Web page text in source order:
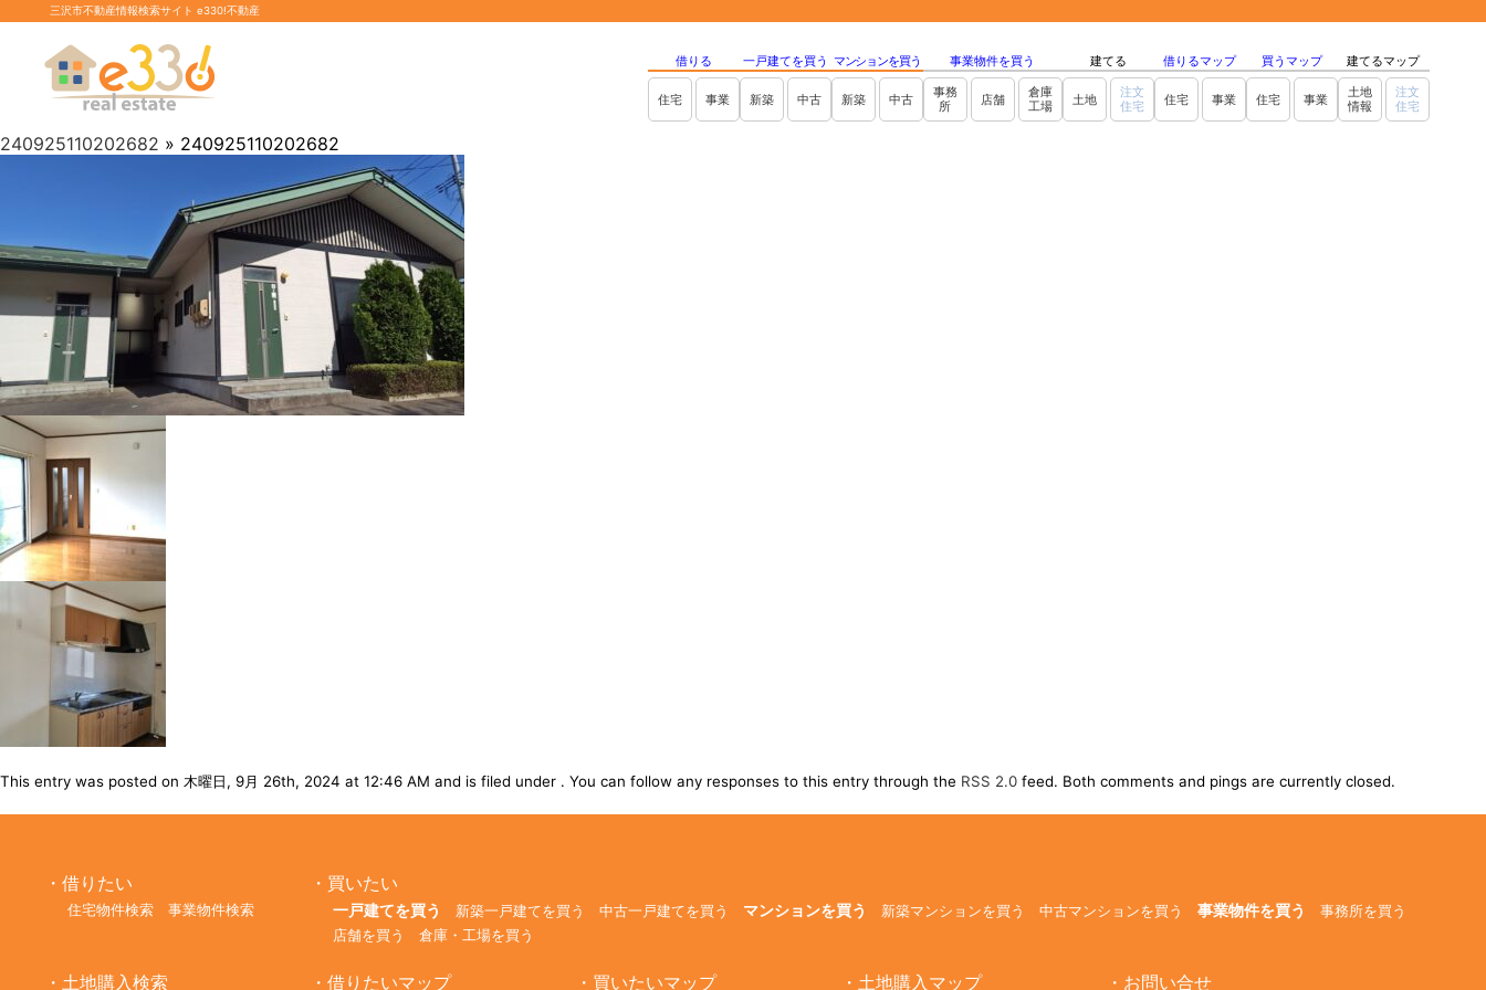
三沢市不動産情報検索サイト e330!不動産
借りる
住宅 事業
一戸建てを買う
新築 中古
マンションを買う
新築 中古
事業物件を買う
事務
所
店舗
倉庫
工場
建てる
土地
注文
住宅
借りるマップ
住宅 事業
買うマップ
住宅 事業
建てるマップ
土地
情報
注文
住宅
240925110202682 » 240925110202682
This entry was posted on 木曜日, 9月 26th, 2024 at 12:46 AM and is filed under . You can follow any responses to this entry through the RSS 2.0 feed. Both comments and pings are currently closed.
借りたい
住宅物件検索 事業物件検索
買いたい
一戸建てを買う 新築一戸建てを買う 中古一戸建てを買う マンションを買う 新築マンションを買う 中古マンションを買う 事業物件を買う
事務所を買う
店舗を買う
倉庫・工場を買う
土地購入検索 借りたいマップ 買いたいマップ 土地購入マップ お問い合せ